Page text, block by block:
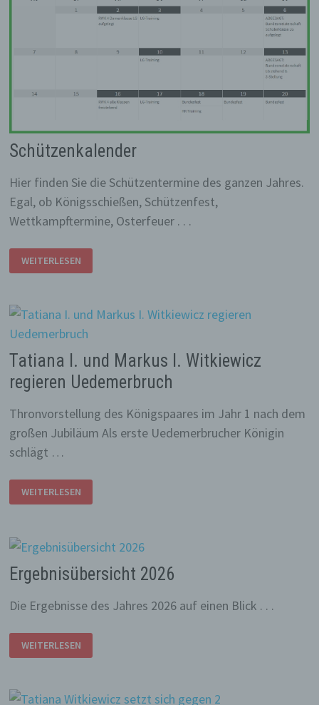
Schützenkalender
Hier finden Sie die Schützentermine des ganzen Jahres.
Egal, ob Königsschießen, Schützenfest,
Wettkampftermine, Osterfeuer . . .
SCHÜTZENKALENDER
WEITERLESEN
Tatiana I. und Markus I. Witkiewicz
regieren Uedemerbruch
Thronvorstellung des Königspaares im Jahr 1 nach dem
großen Jubiläum Als erste Uedemerbrucher Königin
schlägt …
I.
UND
REGIEREN
UEDEMERBRUCH
WEITERLESEN
Ergebnisübersicht 2026
Die Ergebnisse des Jahres 2026 auf einen Blick . . .
ERGEBNISÜBERSICHT
2026
WEITERLESEN